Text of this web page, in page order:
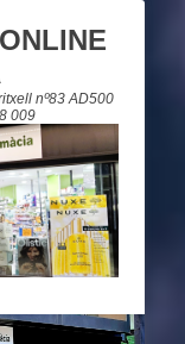
nº83 AD500
009